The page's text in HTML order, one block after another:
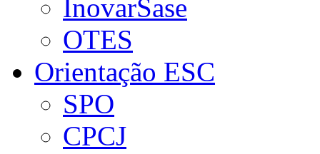
InovarSase
OTES
Orientação ESC
SPO
CPCJ